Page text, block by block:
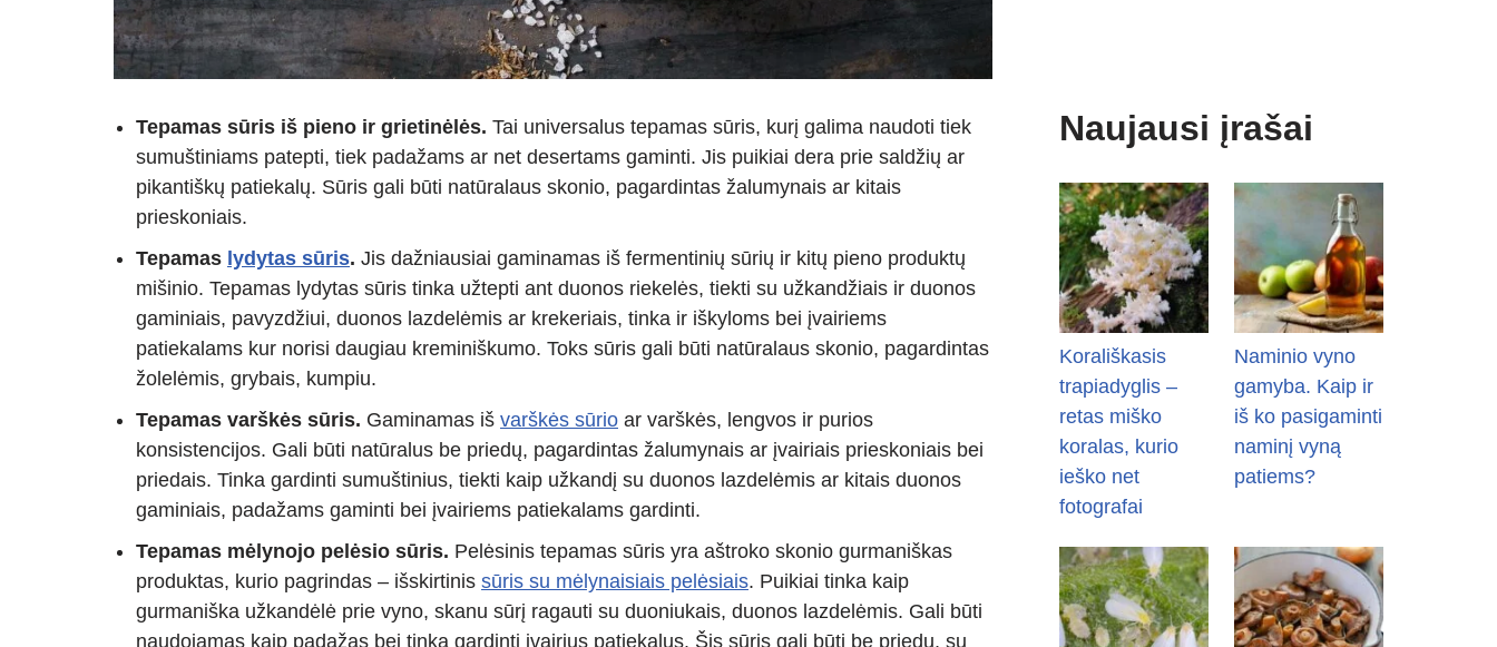
Tepamas sūris iš pieno ir grietinėlės. Tai universalus tepamas sūris, kurį galima naudoti tiek
sumuštiniams patepti, tiek padažams ar net desertams gaminti. Jis puikiai dera prie saldžių ar
pikantiškų patiekalų. Sūris gali būti natūralaus skonio, pagardintas žalumynais ar kitais
prieskoniais.
Tepamas lydytas sūris. Jis dažniausiai gaminamas iš fermentinių sūrių ir kitų pieno produktų
mišinio. Tepamas lydytas sūris tinka užtepti ant duonos riekelės, tiekti su užkandžiais ir duonos
gaminiais, pavyzdžiui, duonos lazdelėmis ar krekeriais, tinka ir iškyloms bei įvairiems
patiekalams kur norisi daugiau kreminiškumo. Toks sūris gali būti natūralaus skonio, pagardintas
žolelėmis, grybais, kumpiu.
Tepamas varškės sūris. Gaminamas iš varškės sūrio ar varškės, lengvos ir purios
konsistencijos. Gali būti natūralus be priedų, pagardintas žalumynais ar įvairiais prieskoniais bei
priedais. Tinka gardinti sumuštinius, tiekti kaip užkandį su duonos lazdelėmis ar kitais duonos
gaminiais, padažams gaminti bei įvairiems patiekalams gardinti.
Tepamas mėlynojo pelėsio sūris. Pelėsinis tepamas sūris yra aštroko skonio gurmaniškas
produktas, kurio pagrindas – išskirtinis sūris su mėlynaisiais pelėsiais. Puikiai tinka kaip
gurmaniška užkandėlė prie vyno, skanu sūrį ragauti su duoniukais, duonos lazdelėmis. Gali būti
naudojamas kaip padažas bei tinka gardinti įvairius patiekalus. Šis sūris gali būti be priedų, su
Naujausi įrašai
Korališkasis
trapiadyglis –
retas miško
koralas, kurio
ieško net
fotografai
Naminio vyno
gamyba. Kaip ir
iš ko pasigaminti
naminį vyną
patiems?